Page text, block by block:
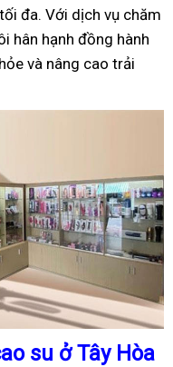
đa. Với dịch vụ chăm
hân hạnh đồng hành
và nâng cao trải
su ở Tây Hòa